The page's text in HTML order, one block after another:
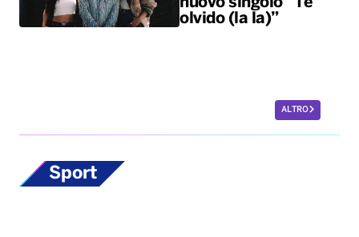
olvido (la la)”
ALTRO
Sport